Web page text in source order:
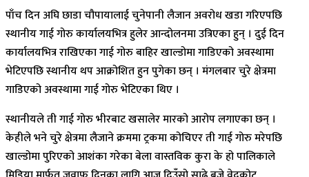
पाँच दिन अघि छाडा चौपायालाई चुनेपानी लैजान अवरोध खडा गरिएपछि
स्थानीय गाई गोरु कार्यालयभित्र हुलेर आन्दोलनमा उत्रिएका हुन् । दुई दिन
कार्यालयभित्र राखिएका गाई गोरु बाहिर खाल्डोमा गाडिएको अवस्थामा
भेटिएपछि स्थानीय थप आक्रोशित हुन पुगेका छन् । मंगलबार चुरे क्षेत्रमा
गाडिएको अवस्थामा गाई गोरु भेटिएका थिए ।
स्थानीयले ती गाई गोरु भीरबाट खसालेर मारको आरोप लगाएका छन् ।
केहीले भने चुरे क्षेत्रमा लैजाने क्रममा ट्रकमा कोचिएर ती गाई गोरु मरेपछि
खाल्डोमा पुरिएको आशंका गरेका बेला वास्तविक कुरा के हो पालिकाले